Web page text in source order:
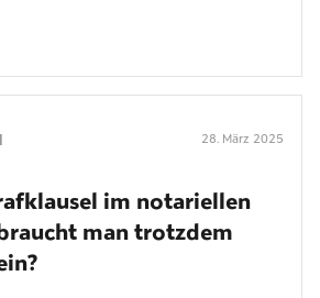
28. März 2025
im notariellen
man trotzdem